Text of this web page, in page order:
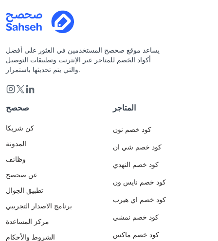
يساعد موقع صحصح المستخدمين في العثور على أفضل
أكواد الخصم للمتاجر عبر الإنترنت وتطبيقات التوصيل
والتي يتم تحديثها باستمرار.
صحصح
كن شريكا
المدونة
وظائف
عن صحصح
تطبيق الجوال
برنامج الاصدار التجريبي
مركز المساعدة
الشروط والأحكام
المتاجر
كود خصم نون
كود خصم شي ان
كود خصم النهدي
كود خصم نايس ون
كود خصم اي هيرب
كود خصم نمشي
كود خصم ماكس